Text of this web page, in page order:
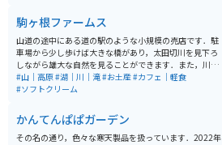
るので，食事を取ることも可能です．
駒ヶ根ファームス
山道の途中にある道の駅のような小規模の売店です．駐
車場から少し歩けば大きな橋があり，太田切川を見下ろ
しながら雄大な自然を見ることができます．また，川に
降りることもでき，夏でも冷たい水で川遊びが楽しめま
す．川で遊んだ後のすずらんソフトクリームは絶品で
#山｜高原#湖｜川｜滝#お土産#カフェ｜軽食
#ソフトクリーム
かんてんぱぱガーデン
その名の通り，色々な寒天製品を扱っています．2022年